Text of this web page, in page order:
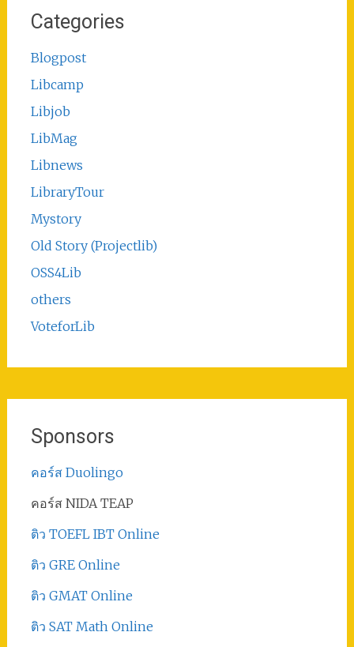
Categories
Blogpost
Libcamp
Libjob
LibMag
Libnews
LibraryTour
Mystory
Old Story (Projectlib)
OSS4Lib
others
VoteforLib
Sponsors
คอร์ส Duolingo
คอร์ส NIDA TEAP
ติว TOEFL IBT Online
ติว GRE Online
ติว GMAT Online
ติว SAT Math Online